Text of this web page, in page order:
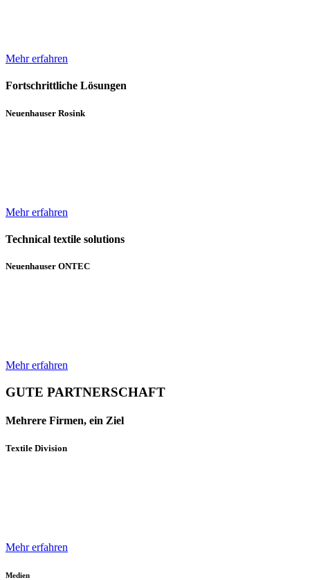
Mehr erfahren
Fortschrittliche Lösungen
Neuenhauser Rosink
Mehr erfahren
Technical textile solutions
Neuenhauser ONTEC
Mehr erfahren
GUTE PARTNERSCHAFT
Mehrere Firmen, ein Ziel
Textile Division
Mehr erfahren
Medien